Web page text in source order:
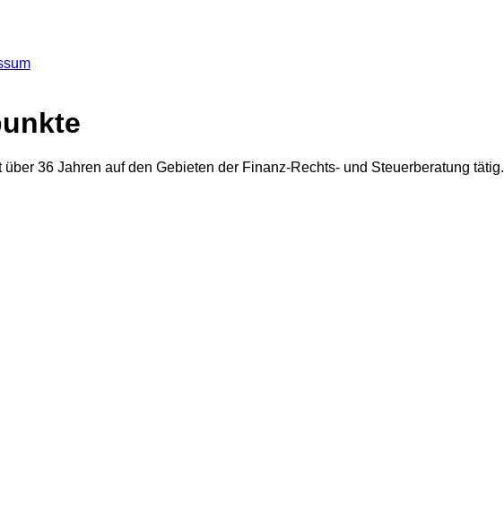
36 Jahren auf den Gebieten der Finanz-Rechts- und Steuerberatung tätig.